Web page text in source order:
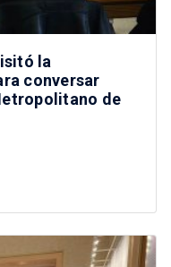
la
conversar
de